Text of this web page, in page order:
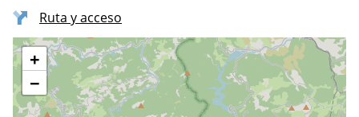
Ruta y acceso
+
−